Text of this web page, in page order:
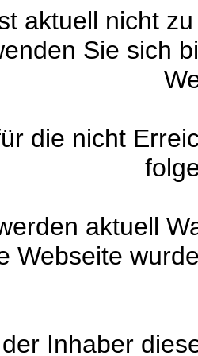
aktuell nicht
Sie sich
die nicht
aktuell
Webseite
Inhaber